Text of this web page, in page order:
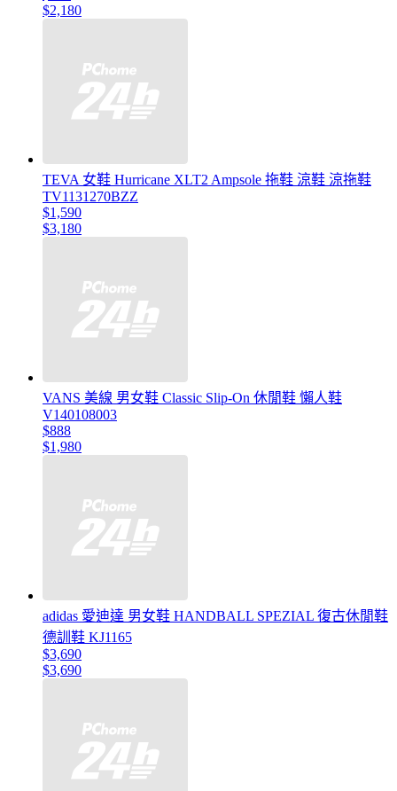
$2,180
TEVA 女鞋 Hurricane XLT2 Ampsole 拖鞋 涼鞋 涼拖鞋
TV1131270BZZ
$1,590
$3,180
VANS 美線 男女鞋 Classic Slip-On 休閒鞋 懶人鞋
V140108003
$888
$1,980
adidas 愛迪達 男女鞋 HANDBALL SPEZIAL 復古休閒鞋
德訓鞋 KJ1165
$3,690
$3,690